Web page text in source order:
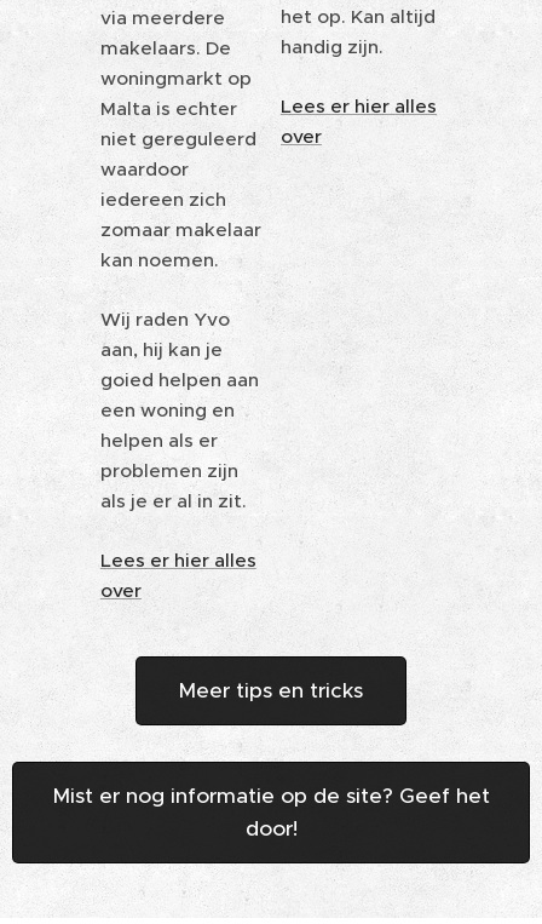
via meerdere
makelaars. De
woningmarkt op
Malta is echter
niet gereguleerd
waardoor
iedereen zich
zomaar makelaar
kan noemen.
Wij raden Yvo
aan, hij kan je
goied helpen aan
een woning en
helpen als er
problemen zijn
als je er al in zit.
Lees er hier alles
over
het op. Kan altijd
handig zijn.
Lees er hier alles
over
Meer tips en tricks
Mist er nog informatie op de site? Geef het
door!